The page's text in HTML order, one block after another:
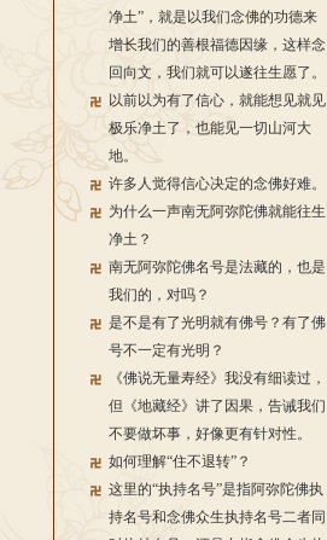
净土”，就是以我们念佛的功德来
增长我们的善根福德因缘，这样念
回向文，我们就可以遂往生愿了。
以前以为有了信心，就能想见就见
极乐净土了，也能见一切山河大
地。
许多人觉得信心决定的念佛好难。
为什么一声南无阿弥陀佛就能往生
净土？
南无阿弥陀佛名号是法藏的，也是
我们的，对吗？
是不是有了光明就有佛号？有了佛
号不一定有光明？
《佛说无量寿经》我没有细读过，
但《地藏经》讲了因果，告诫我们
不要做坏事，好像更有针对性。
如何理解“住不退转”？
这里的“执持名号”是指阿弥陀佛执
持名号和念佛众生执持名号二者同